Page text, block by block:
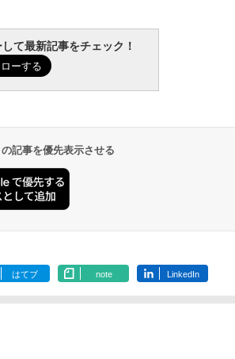
て最新記事をチェック！
記事を優先表示させる
はてブ note LinkedIn